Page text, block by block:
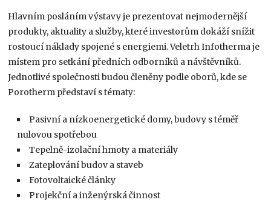
Hlavním posláním výstavy je prezentovat nejmodernější
produkty, aktuality a služby, které investorům dokáží snížit
rostoucí náklady spojené s energiemi. Veletrh Infotherma je
místem pro setkání předních odborníků a návštěvníků.
Jednotlivé společnosti budou členěny podle oborů, kde se
Porotherm představí s tématy:
Pasivní a nízkoenergetické domy, budovy s téměř
nulovou spotřebou
Tepelně-izolační hmoty a materiály
Zateplování budov a staveb
Fotovoltaické články
Projekční a inženýrská činnost